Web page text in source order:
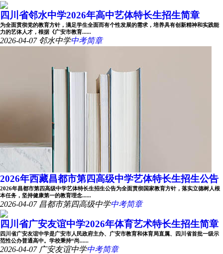
四川省邻水中学2026年高中艺体特长生招生简章
为全面贯彻党的教育方针，满足学生全面而有个性发展的需求，培养具有创新精神和实践能
力的艺体人才，根据《广安市教育......
2026-04-07 邻水中学中考简章
2026年西藏昌都市第四高级中学艺体特长生招生公告
2026年昌都市第四高级中学艺体特长生招生公告为全面贯彻国家教育方针，落实立德树人根
本任务，坚持健康第一的教育理念......
2026-04-07 昌都市第四高级中学中考简章
四川省广安友谊中学2026年体育艺术特长生招生简章
四川省广安友谊中学是广安市人民政府主办、广安市教育和体育局直属、四川省首批一级示
范性公办普通高中。学校秉持“尚......
2026-04-07 广安友谊中学中考简章